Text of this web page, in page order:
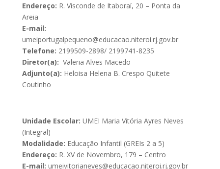
Endereço: R. Visconde de Itaboraí, 20 – Ponta da
Areia
E-mail:
umeiportugalpequeno@educacao.niteroi.rj.gov.br
Telefone: 2199509-2898/ 2199741-8235
Diretor(a): Valeria Alves Macedo
Adjunto(a): Heloisa Helena B. Crespo Quitete
Coutinho
Unidade Escolar: UMEI Maria Vitória Ayres Neves
(Integral)
Modalidade: Educação Infantil (GREIs 2 a 5)
Endereço: R. XV de Novembro, 179 – Centro
E-mail: umeivitorianeves@educacao.niteroi.rj.gov.br